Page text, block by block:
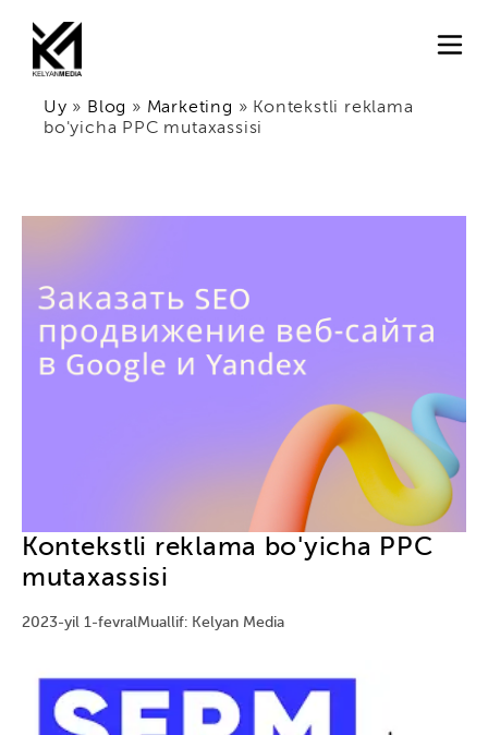
Uy » Blog » Marketing » Kontekstli reklama
bo'yicha PPC mutaxassisi
Kontekstli reklama bo'yicha PPC
mutaxassisi
2023-yil 1-fevralMuallif: Kelyan Media